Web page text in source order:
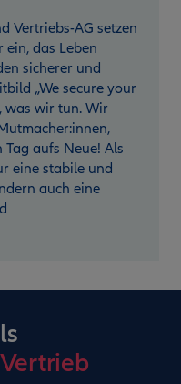
Vertriebs-AG setzen
das Leben
sicherer und
„We secure your
was wir tun. Wir
aufs Neue! Als
eine stabile und
auch eine